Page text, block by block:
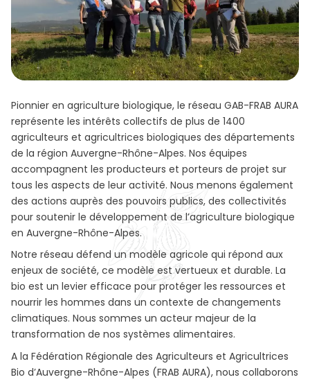
Pionnier en agriculture biologique, le réseau GAB-FRAB AURA
représente les intérêts collectifs de plus de 1400
agriculteurs et agricultrices biologiques des départements
de la région Auvergne-Rhône-Alpes. Nos équipes
accompagnent les producteurs et porteurs de projet sur
tous les aspects de leur activité. Nous menons également
des actions auprès des pouvoirs publics, des collectivités
pour soutenir le développement de l’agriculture biologique
en Auvergne-Rhône-Alpes.
Notre réseau défend un modèle agricole qui répond aux
enjeux de société, ce modèle est vertueux et durable. La
bio est un levier efficace pour protéger les ressources et
nourrir les hommes dans un contexte de changements
climatiques. Nous sommes un acteur majeur de la
transformation de nos systèmes alimentaires.
A la Fédération Régionale des Agriculteurs et Agricultrices
Bio d’Auvergne-Rhône-Alpes (FRAB AURA), nous collaborons